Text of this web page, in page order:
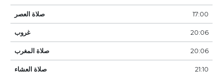
17:00
20:06
20:06
21:10